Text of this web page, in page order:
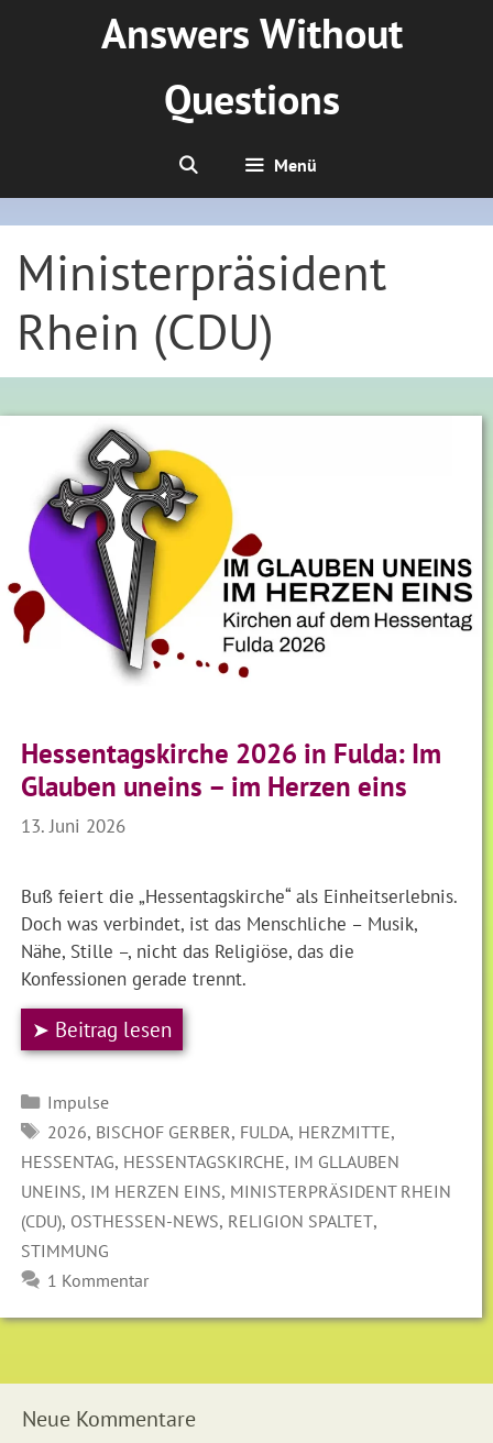
Answers Without
Questions
Menü
Ministerpräsident
Rhein (CDU)
Hessentagskirche 2026 in Fulda: Im
Glauben uneins – im Herzen eins
13. Juni 2026
Buß feiert die „Hessentagskirche“ als Einheitserlebnis.
Doch was verbindet, ist das Menschliche – Musik,
Nähe, Stille –, nicht das Religiöse, das die
Konfessionen gerade trennt.
➤ Beitrag lesen
Kategorien
Impulse
SCHLAGWÖRTER
2026, BISCHOF GERBER, FULDA, HERZMITTE,
HESSENTAG, HESSENTAGSKIRCHE, IM GLLAUBEN
UNEINS, IM HERZEN EINS, MINISTERPRÄSIDENT RHEIN
(CDU), OSTHESSEN-NEWS, RELIGION SPALTET,
STIMMUNG
1 Kommentar
Neue Kommentare